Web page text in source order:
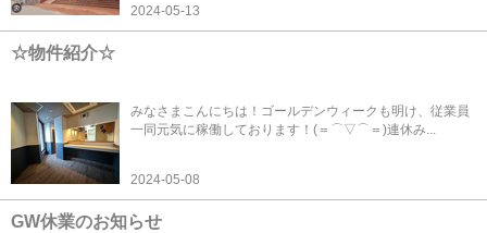
2024-05-13
☆物件紹介☆
みなさまこんにちは！ゴールデンウィークも明け、従業員
一同元気に稼働しております！(＝⌒▽⌒＝)連休み...
2024-05-08
GW休業のお知らせ